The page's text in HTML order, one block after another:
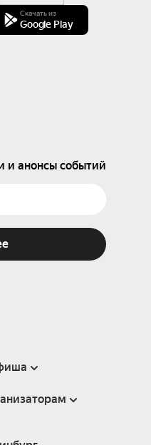
Скачать из
Google Play
и анонсы событий